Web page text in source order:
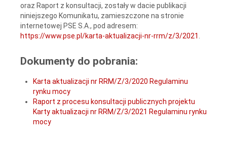
oraz Raport z konsultacji, zostały w dacie publikacji
niniejszego Komunikatu, zamieszczone na stronie
internetowej PSE S.A., pod adresem:
https://www.pse.pl/karta-aktualizacji-nr-rrm/z/3/2021
Dokumenty do pobrania:
Karta aktualizacji nr RRM/Z/3/2020 Regulaminu
rynku mocy
Raport z procesu konsultacji publicznych projektu
Karty aktualizacji nr RRM/Z/3/2021 Regulaminu rynku
mocy